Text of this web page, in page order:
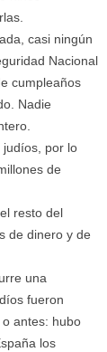
casi ningún
Nacional
cumpleaños
Nadie
judíos, por lo
de
resto del
de dinero y de
una
fueron
antes: hubo
los